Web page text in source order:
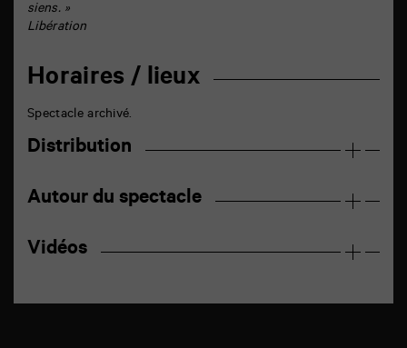
siens. »
Libération
Horaires / lieux
Spectacle archivé.
Distribution
Autour du spectacle
Vidéos